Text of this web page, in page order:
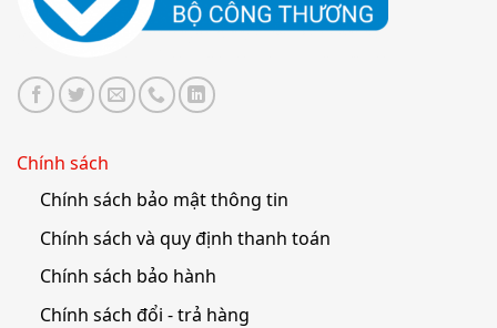
Chính sách
Chính sách bảo mật thông tin
Chính sách và quy định thanh toán
Chính sách bảo hành
Chính sách đổi - trả hàng